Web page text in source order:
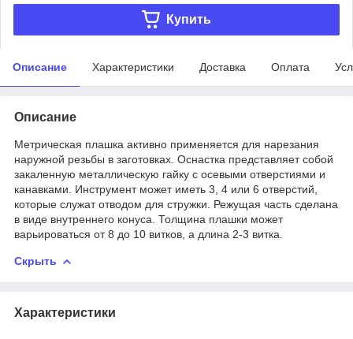
Купить
Описание Характеристики Доставка Оплата
Описание
Метрическая плашка активно применяется для нарезания
наружной резьбы в заготовках. Оснастка представляет собой
закаленную металлическую гайку с осевыми отверстиями и
канавками. Инструмент может иметь 3, 4 или 6 отверстий,
которые служат отводом для стружки. Режущая часть сделана
в виде внутреннего конуса. Толщина плашки может
варьироваться от 8 до 10 витков, а длина 2-3 витка.
Скрыть
Характеристики